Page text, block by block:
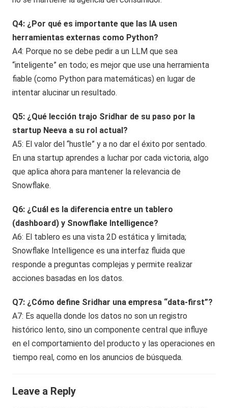
Q4: ¿Por qué es importante que las IA usen
herramientas externas como Python?
A4: Porque no se debe pedir a un LLM que sea
“inteligente” en todo; es mejor que use una herramienta
fiable (como Python para matemáticas) en lugar de
intentar alucinar un resultado.
Q5: ¿Qué lección trajo Sridhar de su paso por la
startup Neeva a su rol actual?
A5: El valor del “hustle” y a no dar el éxito por sentado.
En una startup aprendes a luchar por cada victoria, algo
que aplica ahora para mantener la relevancia de
Snowflake.
Q6: ¿Cuál es la diferencia entre un tablero
(dashboard) y Snowflake Intelligence?
A6: El tablero es una vista 2D estática y limitada;
Snowflake Intelligence es una interfaz fluida que
responde a preguntas complejas y permite realizar
acciones basadas en los datos.
Q7: ¿Cómo define Sridhar una empresa “data-first”?
A7: Es aquella donde los datos no son un registro
histórico lento, sino un componente central que influye
en el comportamiento del producto y las operaciones en
tiempo real, como en los anuncios de búsqueda.
Leave a Reply